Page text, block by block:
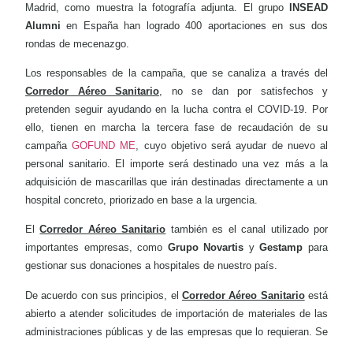
Madrid, como muestra la fotografía adjunta. El grupo INSEAD
Alumni en España han logrado 400 aportaciones en sus dos
rondas de mecenazgo.
Los responsables de la campaña, que se canaliza a través del
Corredor Aéreo Sanitario , no se dan por satisfechos y
pretenden seguir ayudando en la lucha contra el COVID-19. Por
ello, tienen en marcha la tercera fase de recaudación de su
campañaGOFUND ME , cuyo objetivo será ayudar de nuevo al
personal sanitario. El importe será destinado una vez más a la
adquisición de mascarillas que irán destinadas directamente a un
hospital concreto, priorizado en base a la urgencia.
ElCorredor Aéreo Sanitario también es el canal utilizado por
importantes empresas, como Grupo Novartis yGestamp para
gestionar sus donaciones a hospitales de nuestro país.
De acuerdo con sus principios, el Corredor Aéreo Sanitario está
abierto a atender solicitudes de importación de materiales de las
administraciones públicas y de las empresas que lo requieran. Se